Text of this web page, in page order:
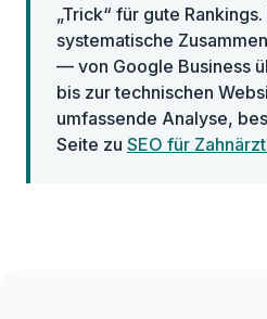
„Trick“ für gute
systematische
— von Google Business
bis zur technischen
umfassende Analyse,
Seite zu SEO für